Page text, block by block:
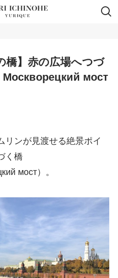
橋】赤の広場へつづ
мост
リンが見渡せる絶景ポイ
く橋
мост）。